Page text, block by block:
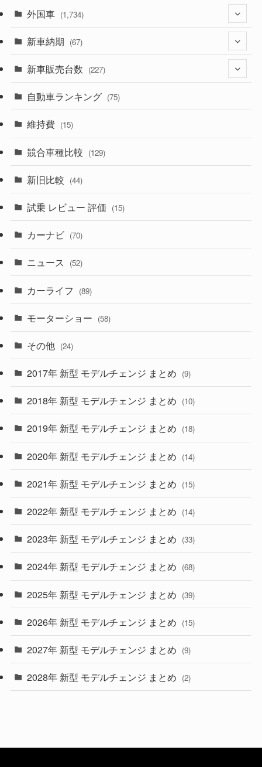
(1,322)
(330)
(526)
(357)
(328)
(194)
(230)
(253)
外国車 (1,734)
(242)
(85)
(84)
(14)
(222)
(50)
(43)
(6)
(9)
(4)
(30)
(27)
(58)
(28)
(27)
(26)
(33)
(10)
(35)
(10)
(9)
(22)
(4)
(9)
(4)
(1)
新車納期 (67)
(28)
(8)
(3)
(3)
(5)
(1)
新車販売台数 (227)
(21)
(5)
(7)
(5)
自動車ランキング (75)
維持費 (15)
競合車種比較 (129)
新旧比較 (44)
試乗 レビュー 評価 (15)
カーナビ (70)
ニュース (52)
カーライフ (89)
モーターショー (58)
その他 (24)
2017年 新型 モデルチェンジ まとめ (9)
2018年 新型 モデルチェンジ まとめ (10)
2019年 新型 モデルチェンジ まとめ (18)
2020年 新型 モデルチェンジ まとめ (14)
2021年 新型 モデルチェンジ まとめ (15)
2022年 新型 モデルチェンジ まとめ (14)
2023年 新型 モデルチェンジ まとめ (33)
2024年 新型 モデルチェンジ まとめ (68)
2025年 新型 モデルチェンジ まとめ (39)
2026年 新型 モデルチェンジ まとめ (15)
2027年 新型 モデルチェンジ まとめ (9)
2028年 新型 モデルチェンジ まとめ (2)